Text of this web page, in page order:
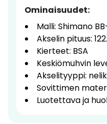
Ominaisuudet:
Malli: Shimano
Akselin pituus:
Kierteet: BSA
Keskiömuhvin
Akselityyppi:
Sovittimen
Luotettava ja